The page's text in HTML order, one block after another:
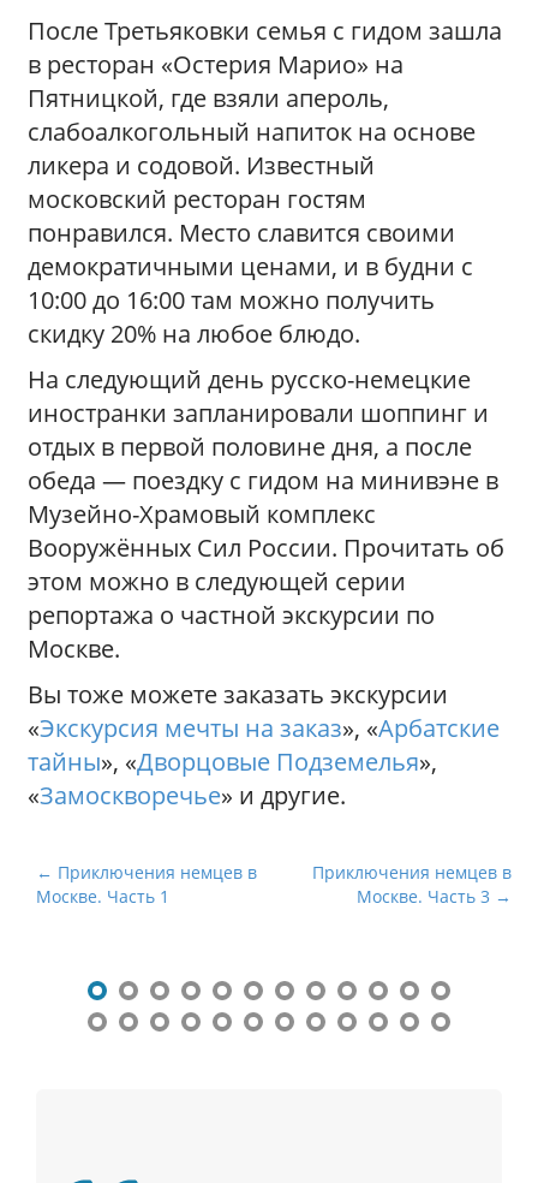
После Третьяковки семья с гидом зашла
в ресторан «Остерия Марио» на
Пятницкой, где взяли апероль,
слабоалкогольный напиток на основе
ликера и содовой. Известный
московский ресторан гостям
понравился. Место славится своими
демократичными ценами, и в будни с
10:00 до 16:00 там можно получить
скидку 20% на любое блюдо.
На следующий день русско-немецкие
иностранки запланировали шоппинг и
отдых в первой половине дня, а после
обеда — поездку с гидом на минивэне в
Музейно-Храмовый комплекс
Вооружённых Сил России. Прочитать об
этом можно в следующей серии
репортажа о частной экскурсии по
Москве.
Вы тоже можете заказать экскурсии
«Экскурсия мечты на заказ», «Арбатские
тайны», «Дворцовые Подземелья»,
«Замоскворечье» и другие.
Н
а
← Приключения немцев в
Москве. Часть 1
Приключения немцев в
Москве. Часть 3 →